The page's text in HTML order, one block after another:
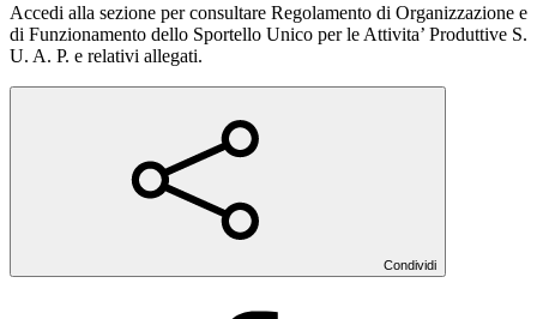
Accedi alla sezione per consultare Regolamento di Organizzazione e
di Funzionamento dello Sportello Unico per le Attivita’ Produttive S.
U. A. P. e relativi allegati.
Condividi